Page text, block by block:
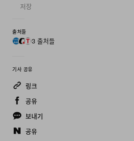
저장
출처들
3 출처들
기사 공유
링크
공유
보내기
공유